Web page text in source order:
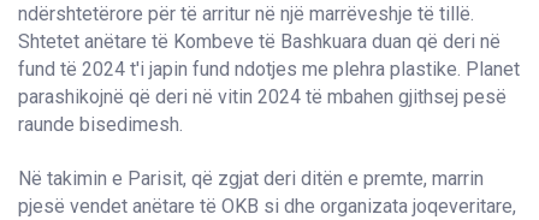
ndërshtetërore për të arritur në një marrëveshje të tillë.
Shtetet anëtare të Kombeve të Bashkuara duan që deri në
fund të 2024 t'i japin fund ndotjes me plehra plastike. Planet
parashikojnë që deri në vitin 2024 të mbahen gjithsej pesë
raunde bisedimesh.
Në takimin e Parisit, që zgjat deri ditën e premte, marrin
pjesë vendet anëtare të OKB si dhe organizata joqeveritare,